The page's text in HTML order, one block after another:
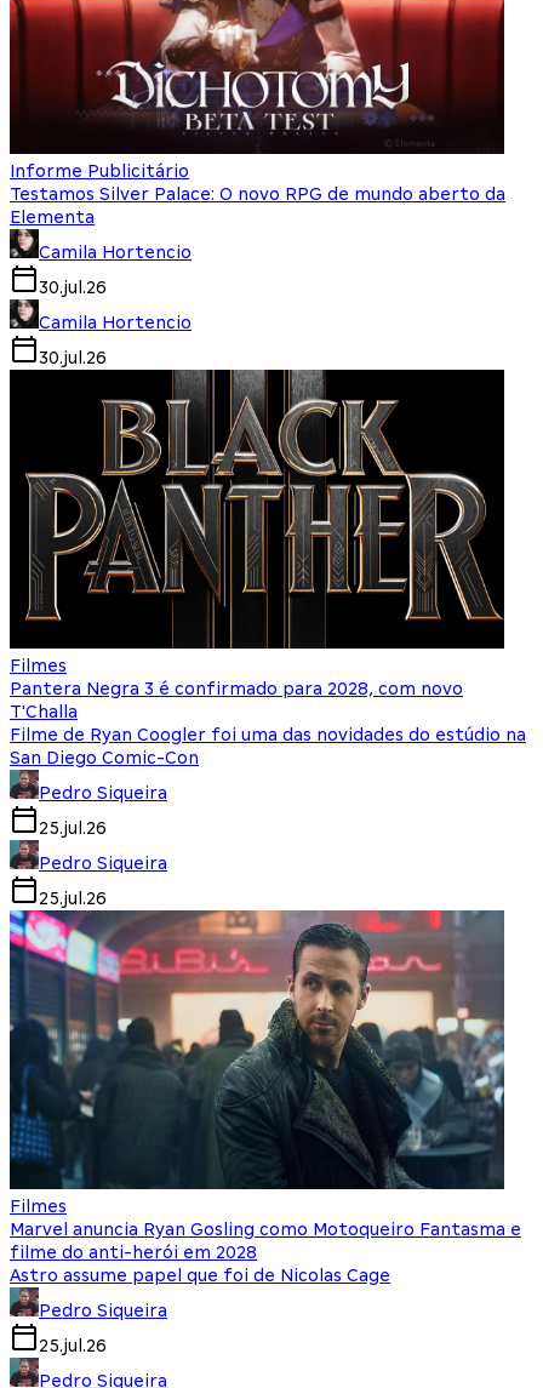
Informe Publicitário
Testamos Silver Palace: O novo RPG de mundo aberto da
Elementa
Camila Hortencio
30.jul.26
Camila Hortencio
30.jul.26
Filmes
Pantera Negra 3 é confirmado para 2028, com novo
T'Challa
Filme de Ryan Coogler foi uma das novidades do estúdio na
San Diego Comic-Con
Pedro Siqueira
25.jul.26
Pedro Siqueira
25.jul.26
Filmes
Marvel anuncia Ryan Gosling como Motoqueiro Fantasma e
filme do anti-herói em 2028
Astro assume papel que foi de Nicolas Cage
Pedro Siqueira
25.jul.26
Pedro Siqueira